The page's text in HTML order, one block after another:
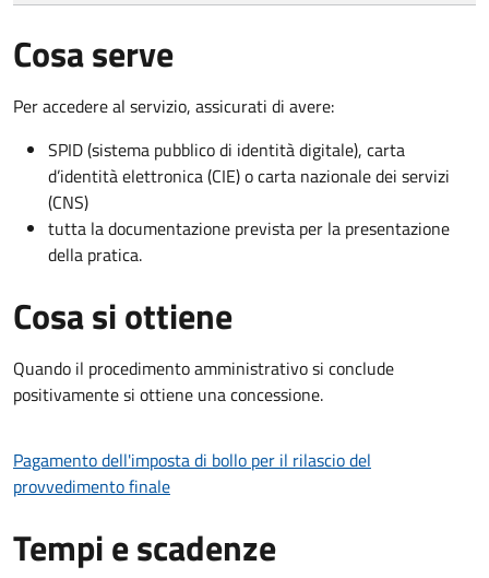
Cosa serve
Per accedere al servizio, assicurati di avere:
SPID (sistema pubblico di identità digitale), carta
d’identità elettronica (CIE) o carta nazionale dei servizi
(CNS)
tutta la documentazione prevista per la presentazione
della pratica.
Cosa si ottiene
Quando il procedimento amministrativo si conclude
positivamente si ottiene una concessione.
Pagamento dell'imposta di bollo per il rilascio del
provvedimento finale
Tempi e scadenze